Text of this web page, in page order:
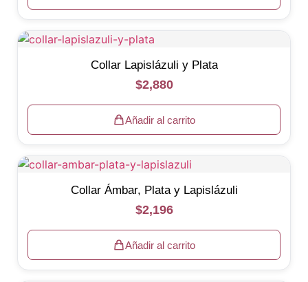
Collar Lapislázuli y Plata
$2,880
Añadir al carrito
Collar Ámbar, Plata y Lapislázuli
$2,196
Añadir al carrito